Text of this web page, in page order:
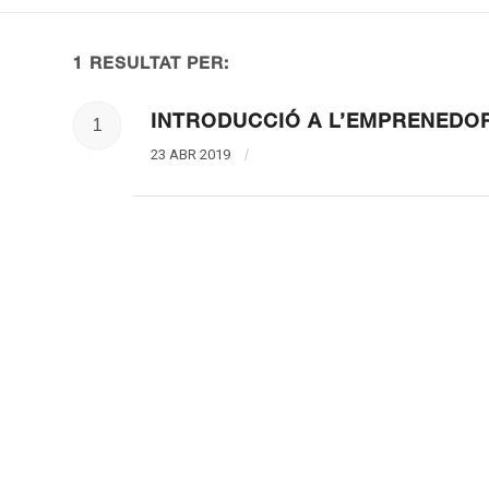
1 RESULTAT PER:
1 INTRODUCCIÓ A
23 ABR 2019 /